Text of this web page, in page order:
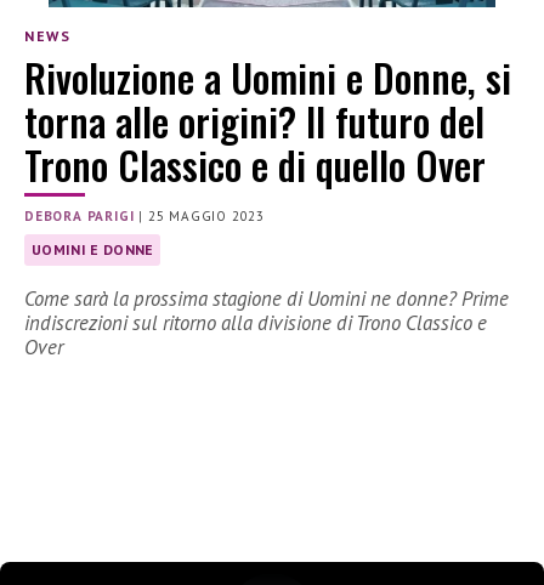
NEWS
Rivoluzione a Uomini e Donne, si
torna alle origini? Il futuro del
Trono Classico e di quello Over
DEBORA PARIGI | 25 MAGGIO 2023
UOMINI E DONNE
Come sarà la prossima stagione di Uomini ne donne? Prime
indiscrezioni sul ritorno alla divisione di Trono Classico e
Over